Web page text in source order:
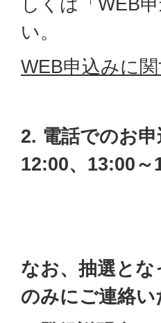
い。
WEB申込みに
2. 電話でのお
12:00、13:00～
なお、抽選と
のみにご連絡い